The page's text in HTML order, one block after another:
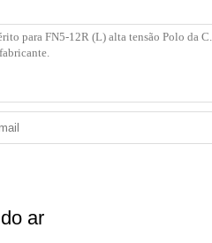
ar